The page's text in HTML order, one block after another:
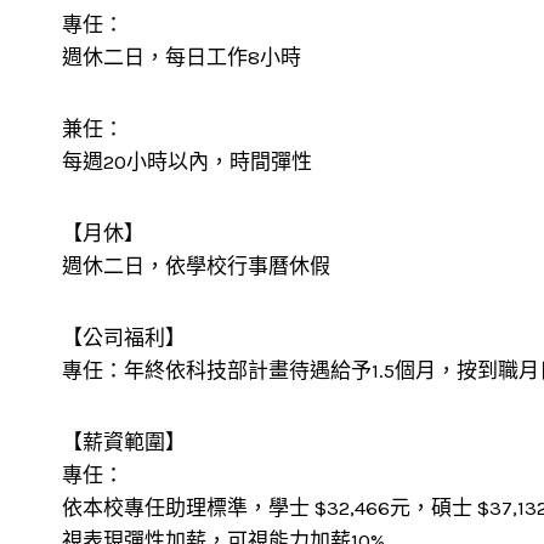
專任：
週休二日，每日工作8小時
兼任：
每週20小時以內，時間彈性
【月休】
週休二日，依學校行事曆休假
【公司福利】
專任：年終依科技部計畫待遇給予1.5個月，按到職
【薪資範圍】
專任：
依本校專任助理標準，學士 $32,466元，碩士